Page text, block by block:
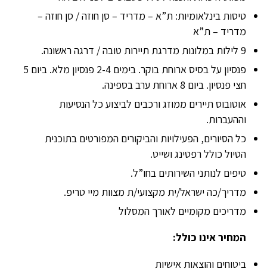
טיסות בינלאומיות: ת”א – מדריד – סן חוזה / סן חוזה –
מדריד – ת”א
9 לילות במלונות מדרגת תיירות טובה / דרגה ראשונה.
פנסיון על בסיס ארוחת בוקר. בימים 2-4 פנסיון מלא. ביום 5
חצי פנסיון. ביום 8 ארוחת ערב בספינה.
אוטובוס תיירים ממוזג ורכבים לביצוע כל הנסיעות
וההעברות.
כל הסיורים, הפעילויות והביקורים המפורטים בתוכנית
הטיול כולל רפטינג ושייט.
טיפים לנותני השירותים בחו”ל.
מדריך/כה ישראל/ית מקצועי/ת מצוות מיי טריפ.
מדריכים מקומיים לאורך המסלול
המחיר אינו כולל:
ביטוחים והוצאות אישיות